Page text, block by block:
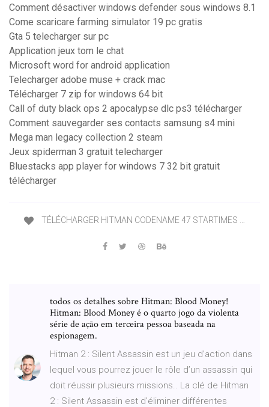
Comment désactiver windows defender sous windows 8.1
Come scaricare farming simulator 19 pc gratis
Gta 5 telecharger sur pc
Application jeux tom le chat
Microsoft word for android application
Telecharger adobe muse + crack mac
Télécharger 7 zip for windows 64 bit
Call of duty black ops 2 apocalypse dlc ps3 télécharger
Comment sauvegarder ses contacts samsung s4 mini
Mega man legacy collection 2 steam
Jeux spiderman 3 gratuit telecharger
Bluestacks app player for windows 7 32 bit gratuit
télécharger
TÉLÉCHARGER HITMAN CODENAME 47 STARTIMES …
todos os detalhes sobre Hitman: Blood Money!
Hitman: Blood Money é o quarto jogo da violenta
série de ação em terceira pessoa baseada na
espionagem.
Hitman 2 : Silent Assassin est un jeu d’action dans
lequel vous pourrez jouer le rôle d’un assassin qui
doit réussir plusieurs missions.. La clé de Hitman
2 : Silent Assassin est d’éliminer différentes